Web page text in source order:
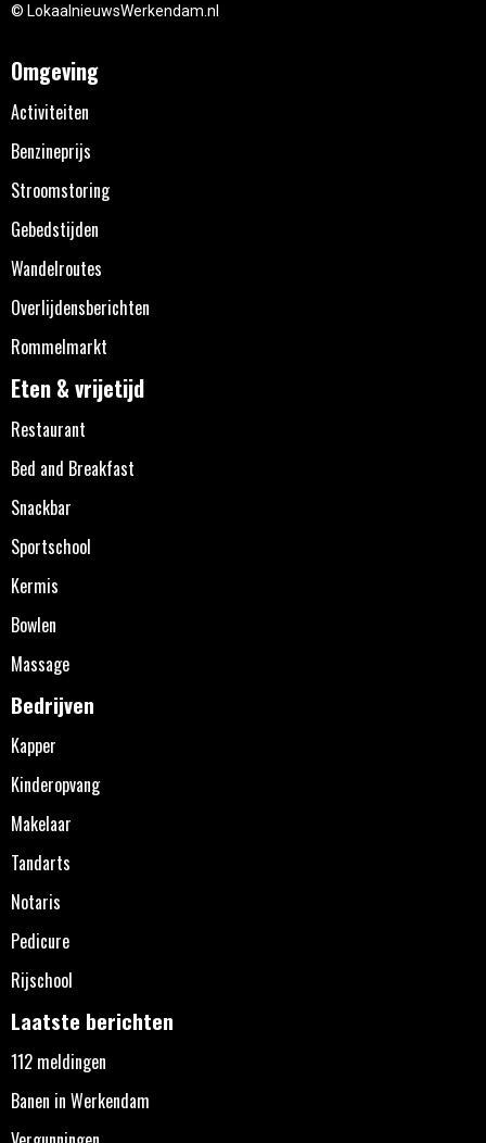
© LokaalnieuwsWerkendam.nl
Omgeving
Activiteiten
Benzineprijs
Stroomstoring
Gebedstijden
Wandelroutes
Overlijdensberichten
Rommelmarkt
Eten & vrijetijd
Restaurant
Bed and Breakfast
Snackbar
Sportschool
Kermis
Bowlen
Massage
Bedrijven
Kapper
Kinderopvang
Makelaar
Tandarts
Notaris
Pedicure
Rijschool
Laatste berichten
112 meldingen
Banen in Werkendam